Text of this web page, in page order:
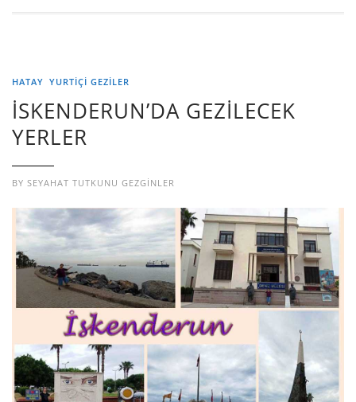
HATAY YURTIÇI GEZILER
İSKENDERUN’DA GEZİLECEK
YERLER
BY SEYAHAT TUTKUNU GEZGINLER